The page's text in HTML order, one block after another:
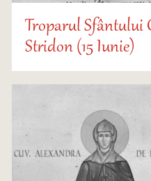
Troparul Sfântului
Stridon (15 Iunie)